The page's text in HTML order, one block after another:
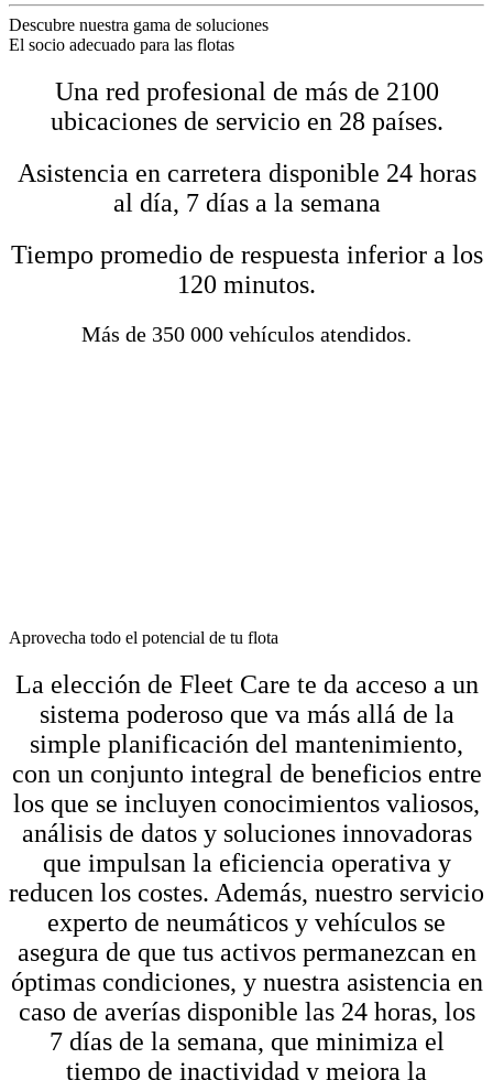
Descubre nuestra gama de soluciones
El socio adecuado para las flotas
Una red profesional de más de 2100
ubicaciones de servicio en 28 países.
Asistencia en carretera disponible 24 horas
al día, 7 días a la semana
Tiempo promedio de respuesta inferior a los
120 minutos.
Más de 350 000 vehículos atendidos.
Aprovecha todo el potencial de tu flota
La elección de Fleet Care te da acceso a un
sistema poderoso que va más allá de la
simple planificación del mantenimiento,
con un conjunto integral de beneficios entre
los que se incluyen conocimientos valiosos,
análisis de datos y soluciones innovadoras
que impulsan la eficiencia operativa y
reducen los costes. Además, nuestro servicio
experto de neumáticos y vehículos se
asegura de que tus activos permanezcan en
óptimas condiciones, y nuestra asistencia en
caso de averías disponible las 24 horas, los
7 días de la semana, que minimiza el
tiempo de inactividad y mejora la